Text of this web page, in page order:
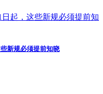
新规必须提前知晓